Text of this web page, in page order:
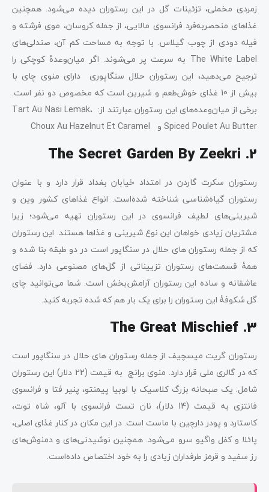
زمردی مخملی، تزئینات گل‌ در این رستوران دیده می‌شود. همچنین
غذاهای منحصربه‌فرد فرانسوی مالایی، از جمله کروسان، موی فرشته و
فیله دودی از چوب گیلاس. با توجه به مساحت کم آن، صندلی‌های
The White Label به سرعت پر می‌شوند. اگر میان‌وعدۀ کوچکی را
ترجیح می‌دهید، این رستوران حلال سنگاپوری دارای منوی چای با
بیش از 10 غذای خوش‌طعم و شیرین است که مخصوص دو نفر است.
برخی از میان‌وعده‌های این رستوران عبارتند از: Tart Au Nasi Lemak،
Spiced Poulet Au Butter و Choux Au Hazelnut Et Caramel
The Secret Garden By Zeekri .2
رستوران سکرت گاردن در امتداد خیابان بغداد قرار دارد و با عنوان
رستوران گیاه‌شناسی شناخته شده‌است. انواع غذاهای کشور وین و
شیرینی‌های لطیف فرانسوی در این رستوران تهیه می‌شود؛ زیرا
مشتریان زیادی خواهان این نوع شیرینی و غذاها هستند. این رستوران
که از جمله رستوران های حلال در سنگاپور است در دو طبقه بنا شده و
همۀ قسمت‌های رستوران تزییناتی از گل‌های مصنوعی دارد. فضای
عاشقانه و ساده این رستوران آرامش‌بخش است. شما می‌توانید چای
گل شکوفۀ این رستوران را برای یک بار هم که شده تجربه کنید.
The Great Mischief .3
رستوران گریت میسچیف از جمله رستوران های حلال در سنگاپور است
که در گالری ملی قرار دارد. منوی برانچ به قیمت (22 دلار) این رستوران
شامل: یک صبحانه بزرگ کلاسیک با لوبیا پیمنتو، پنیر فتا و فرانسوی
فانتزی به قیمت (14 دلار)، نان تست فرانسوی با آلو، شاه توت،
کاستارد و پودر دارچین با ماست است. در این مکان در کنار غذای اصلی،
پائلا و کفل واگیو سرو می‌شود. همچنین نوشیدنی‌های و دمنوش‌های
رز سفید و قرمز طرفداران زیادی را به خود اختصاص داده‌است.